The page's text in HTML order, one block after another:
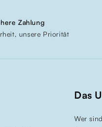
Zahlung
unsere Priorität
Das
Wer